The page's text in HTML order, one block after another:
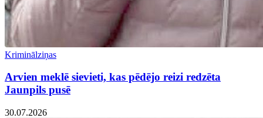
Kriminālziņas
Arvien meklē sievieti, kas pēdējo reizi redzēta
Jaunpils pusē
30.07.2026